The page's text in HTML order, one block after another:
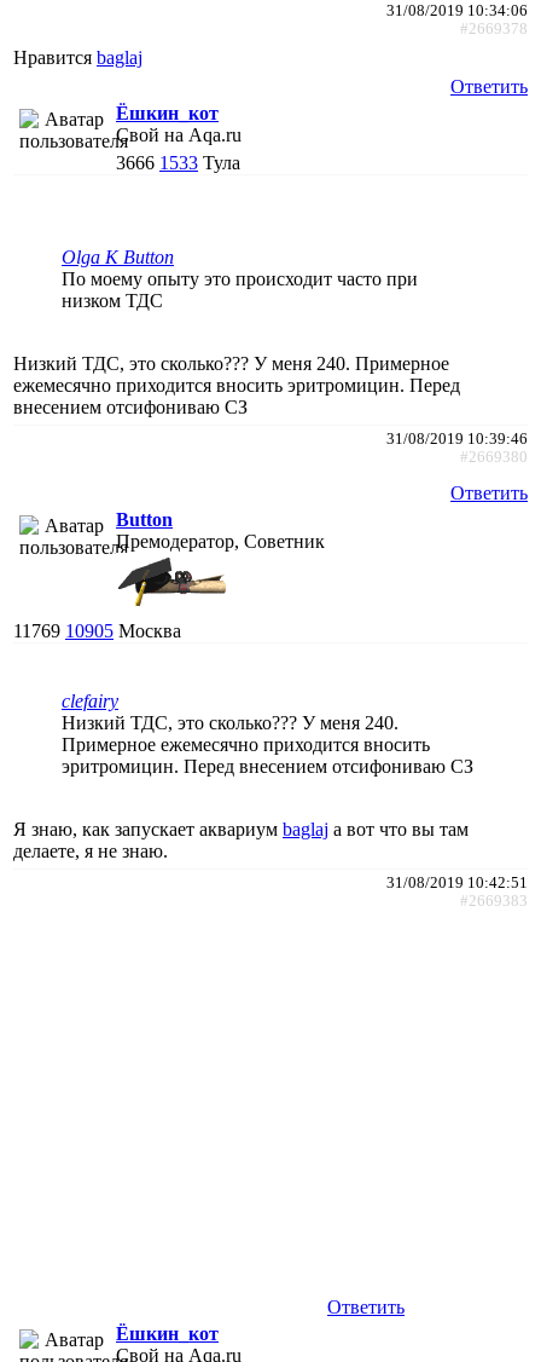
31/08/2019 10:34:06
#2669378
Нравится baglaj
Ответить
Ёшкин_кот
Свой на Aqa.ru
3666 1533 Тула
Olga K Button
По моему опыту это происходит часто при
низком ТДС
Низкий ТДС, это сколько??? У меня 240. Примерное
ежемесячно приходится вносить эритромицин. Перед
внесением отсифониваю СЗ
31/08/2019 10:39:46
#2669380
Ответить
Button
Премодератор, Советник
11769 10905 Москва
clefairy
Низкий ТДС, это сколько??? У меня 240.
Примерное ежемесячно приходится вносить
эритромицин. Перед внесением отсифониваю СЗ
Я знаю, как запускает аквариум baglaj а вот что вы там
делаете, я не знаю.
31/08/2019 10:42:51
#2669383
Ответить
Ёшкин_кот
Свой на Aqa.ru